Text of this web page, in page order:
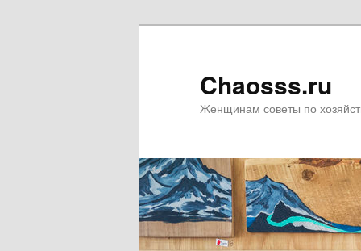
Chaosss.ru
Женщинам советы по